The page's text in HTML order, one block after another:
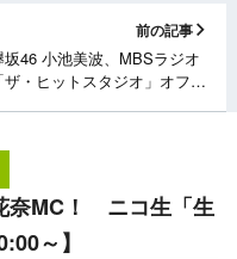
前の記事
坂46 小池美波、MBSラジオ
ザ・ヒットスタジオ」オフ
～】